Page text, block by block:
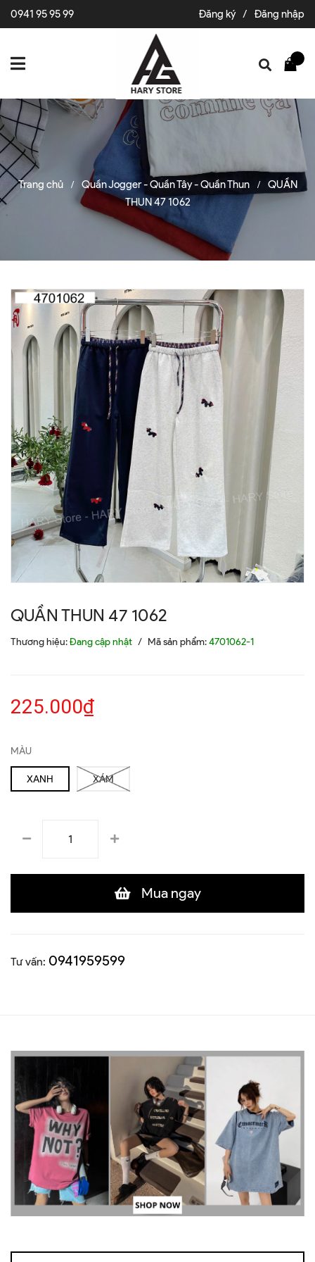
0941 95 95 99 Đăng ký / Đăng nhập
Trang chủ / Quần Jogger - Quần Tây - Quần Thun /
QUẦN
THUN 47 1062
QUẦN THUN 47 1062
Thương hiệu:Đang cập nhật / Mã sản phẩm:4701062-1
225.000₫
MÀU
XANH XÁM
Mua ngay
Tư vấn: 0941959599